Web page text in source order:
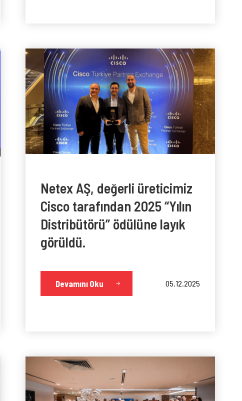
Netex AŞ, değerli üreticimiz
Cisco tarafından 2025 “Yılın
Distribütörü” ödülüne layık
görüldü.
Devamını Oku 05.12.2025